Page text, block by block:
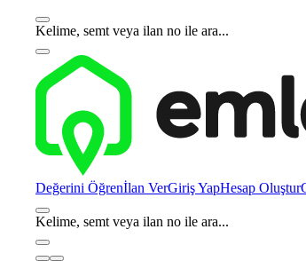
Kelime, semt veya ilan no ile ara...
Değerini Öğrenİlan VerGiriş YapHesap Oluştur
Kelime, semt veya ilan no ile ara...